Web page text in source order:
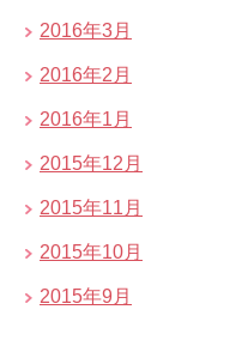
2016年3月
2016年2月
2016年1月
2015年12月
2015年11月
2015年10月
2015年9月